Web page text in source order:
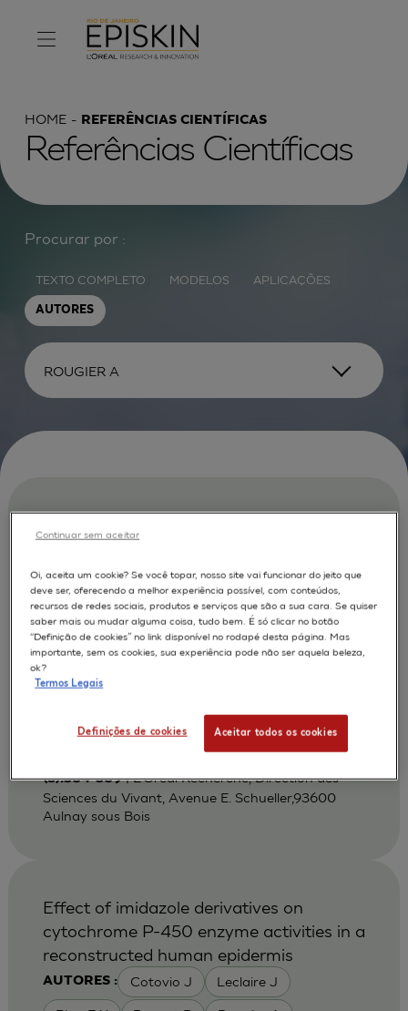
HOME REFERÊNCIAS CIENTÍFICAS
Referências Científicas
Procurar por :
TEXTO COMPLETO MODELOS APLICAÇÕES
AUTORES
AUTORES : Cohen C Leclaire J
Roguet R Rougier A
MODELOS :
Phototoxicity
the assessment of cytotoxic effects of
UV irradiation
(5):384-389| L'Oreal Recherche, Direction des
Sciences du Vivant, Avenue E. Schueller,93600
Aulnay sous Bois
AUTORES : Cotovio J Leclaire J
Effect of imidazole derivatives on
cytochrome P-450 enzyme activities in a
reconstructed human epidermis
Oi, aceita um cookie? Se você topar, nosso site vai funcionar do jeito que
deve ser, oferecendo a melhor experiência possível, com conteúdos,
recursos de redes sociais, produtos e serviços que são a sua cara. Se quiser
saber mais ou mudar alguma coisa, tudo bem. É só clicar no botão
“Definição de cookies” no link disponível no rodapé desta página. Mas
importante, sem os cookies, sua experiência pode não ser aquela beleza,
ok?
Termos Legais
Definições de cookies Aceitar todos os cookies
Continuar sem aceitar